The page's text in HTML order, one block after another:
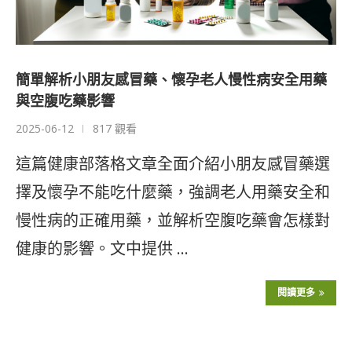
簡單解析小朋友感冒藥、懷孕老人慢性病安全用藥
與空腹吃藥影響
2025-06-12 817 觀看
這篇健康部落格文章全面介紹小朋友感冒藥選
擇及懷孕不能吃什麼藥，強調老人用藥安全和
慢性病的正確用藥，並解析空腹吃藥會怎樣對
健康的影響。文中提供 …
閱讀更多